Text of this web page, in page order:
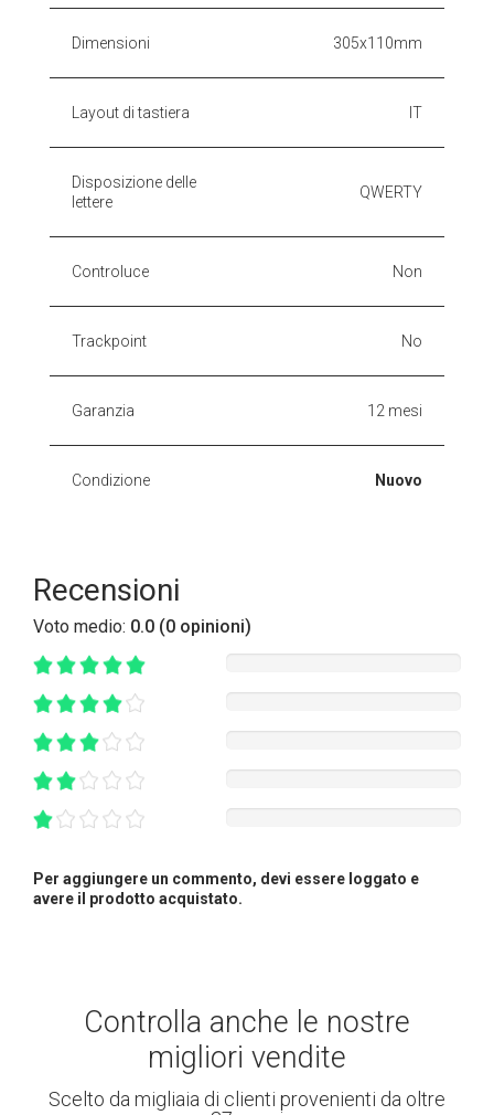
Dimensioni 305x110mm
Layout di tastiera IT
Disposizione delle
lettere
QWERTY
Controluce Non
Trackpoint No
Garanzia 12 mesi
Condizione Nuovo
Recensioni
Voto medio: 0.0 (0 opinioni)
Per aggiungere un commento, devi essere loggato e
avere il prodotto acquistato.
Controlla anche le nostre
migliori vendite
Scelto da migliaia di clienti provenienti da oltre